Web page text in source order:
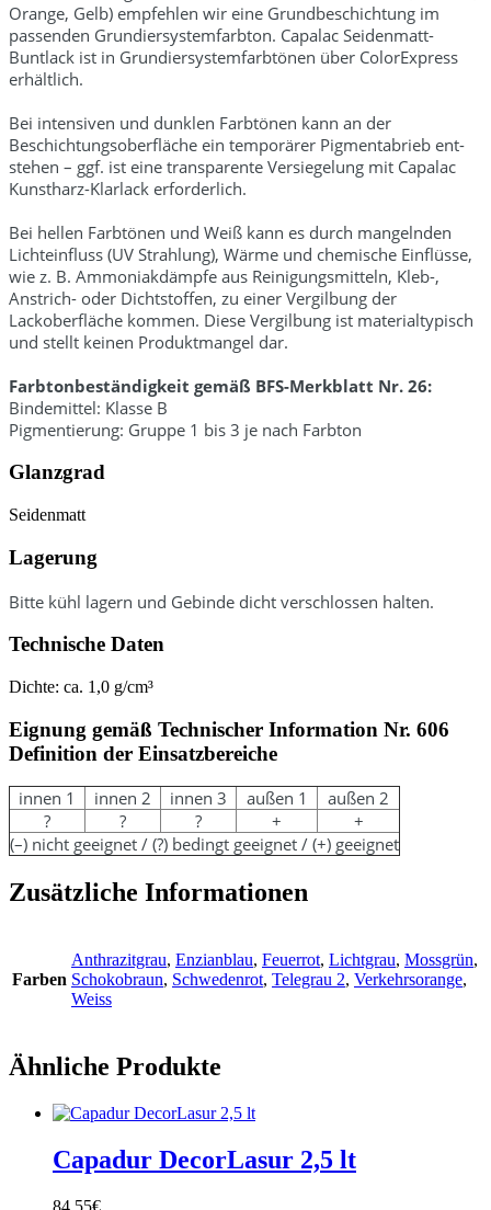
Orange, Gelb) empfehlen wir eine Grundbeschichtung im
passenden Grundiersystemfarbton. Capalac Seidenmatt-
Buntlack ist in Grundiersystemfarbtönen über ColorExpress
erhältlich.
Bei intensiven und dunklen Farb­tönen kann an der
Beschichtungs­ober­fläche ein temporärer Pigmentabrieb ent­
stehen – ggf. ist eine transparente Versiegelung mit Capalac
Kunstharz-Klarlack erforderlich.
Bei hellen Farbtönen und Weiß kann es durch mangelnden
Lichteinfluss (UV Strahlung), Wärme und chemische Einflüsse,
wie z. B. Ammoniakdämpfe aus Reinigungsmitteln, Kleb-,
Anstrich- oder Dichtstoffen, zu einer Vergilbung der
Lackoberfläche kommen. Diese Vergilbung ist materialtypisch
und stellt keinen Produktmangel dar.
Farbtonbeständigkeit gemäß BFS-Merkblatt Nr. 26:
Bindemittel: Klasse B
Pigmentierung: Gruppe 1 bis 3 je nach Farbton
Glanzgrad
Seidenmatt
Lagerung
Bitte kühl lagern und Gebinde dicht verschlossen halten.
Technische Daten
Dichte: ca. 1,0 g/cm³
Eignung gemäß Technischer Information Nr. 606
Definition der Einsatzbereiche
innen 1 innen 2 innen 3 außen 1
außen 2
?
? ? +
+
(–) nicht geeignet / (?) bedingt geeignet / (+) geeignet
Zusätzliche Informationen
Farben
Anthrazitgrau, Enzianblau, Feuerrot, Lichtgrau, Mossgrün,
Schokobraun, Schwedenrot, Telegrau 2, Verkehrsorange,
Weiss
Ähnliche Produkte
Capadur DecorLasur 2,5 lt
84,55€